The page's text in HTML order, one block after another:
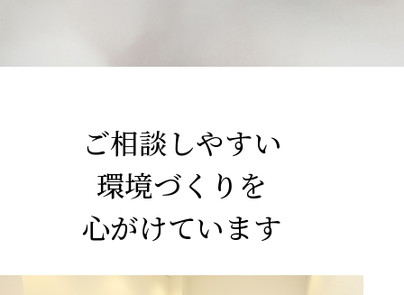
ご相談しやすい
環境づくりを
心がけています